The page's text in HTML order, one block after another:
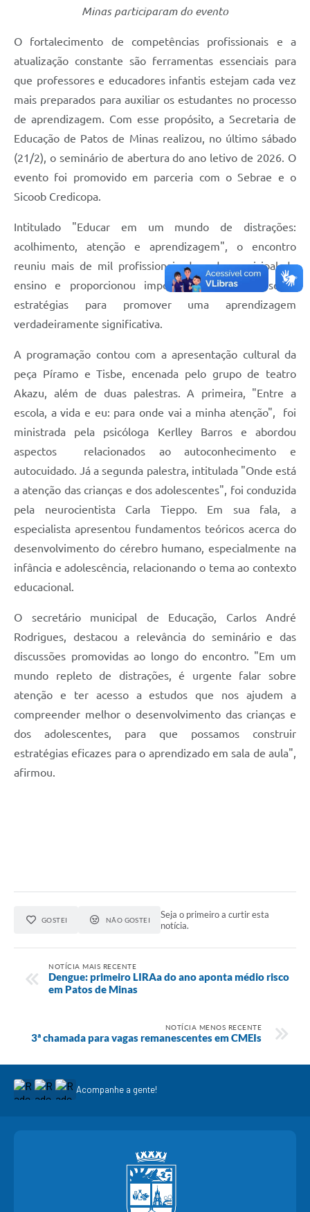
Minas participaram do evento
O fortalecimento de competências profissionais e a
atualização constante são ferramentas essenciais para
que professores e educadores infantis estejam cada vez
mais preparados para auxiliar os estudantes no processo
de aprendizagem. Com esse propósito, a Secretaria de
Educação de Patos de Minas realizou, no último sábado
(21/2), o seminário de abertura do ano letivo de 2026. O
evento foi promovido em parceria com o Sebrae e o
Sicoob Credicopa.
Intitulado "Educar em um mundo de distrações:
acolhimento, atenção e aprendizagem", o encontro
reuniu mais de mil profissionais da rede municipal de
ensino e proporcionou importantes reflexões sobre
estratégias para promover uma aprendizagem
verdadeiramente significativa.
A programação contou com a apresentação cultural da
peça Píramo e Tisbe, encenada pelo grupo de teatro
Akazu, além de duas palestras. A primeira, "Entre a
escola, a vida e eu: para onde vai a minha atenção", foi
ministrada pela psicóloga Kerlley Barros e abordou
aspectos relacionados ao autoconhecimento e
autocuidado. Já a segunda palestra, intitulada "Onde está
a atenção das crianças e dos adolescentes", foi conduzida
pela neurocientista Carla Tieppo. Em sua fala, a
especialista apresentou fundamentos teóricos acerca do
desenvolvimento do cérebro humano, especialmente na
infância e adolescência, relacionando o tema ao contexto
educacional.
O secretário municipal de Educação, Carlos André
Rodrigues, destacou a relevância do seminário e das
discussões promovidas ao longo do encontro. "Em um
mundo repleto de distrações, é urgente falar sobre
atenção e ter acesso a estudos que nos ajudem a
compreender melhor o desenvolvimento das crianças e
dos adolescentes, para que possamos construir
estratégias eficazes para o aprendizado em sala de aula",
afirmou.
GOSTEI NÃO GOSTEI
Seja o primeiro a curtir esta
notícia.
NOTÍCIA MAIS RECENTE
Dengue: primeiro LIRAa do ano aponta médio risco
em Patos de Minas
NOTÍCIA MENOS RECENTE
3ª chamada para vagas remanescentes em CMEIs
Acompanhe a gente!